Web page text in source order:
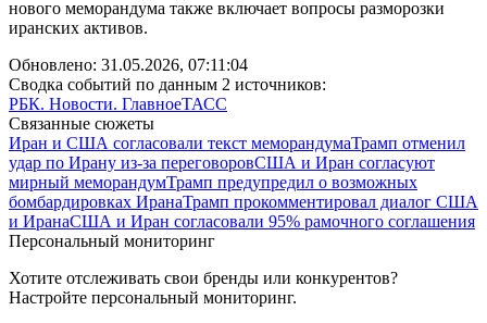
нового меморандума также включает вопросы разморозки
иранских активов.
Обновлено: 31.05.2026, 07:11:04
Сводка событий по данным 2 источников:
РБК. Новости. ГлавноеТАСС
Связанные сюжеты
Иран и США согласовали текст меморандумаТрамп отменил
удар по Ирану из-за переговоровСША и Иран согласуют
мирный меморандумТрамп предупредил о возможных
бомбардировках ИранаТрамп прокомментировал диалог США
и ИранаСША и Иран согласовали 95% рамочного соглашения
Персональный мониторинг
Хотите отслеживать свои бренды или конкурентов?
Настройте персональный мониторинг.